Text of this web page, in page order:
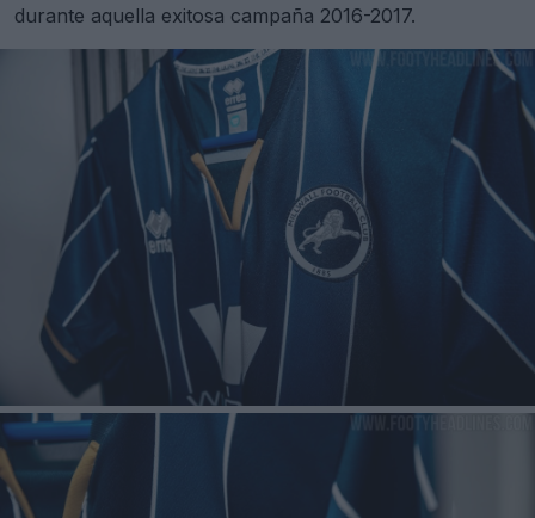
durante aquella exitosa campaña 2016-2017.